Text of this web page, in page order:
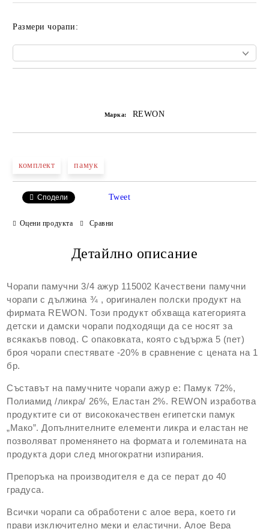
Размери чорапи:
Марка: REWON
комплект памук
Сподели Tweet
Оцени продукта Сравни
Детайлно описание
Чорапи памучни 3/4 ажур 115002 Качествени памучни
чорапи с дължина ¾ , оригинален полски продукт на
фирмата REWON. Този продукт обхваща категорията
детски и дамски чорапи подходящи да се носят за
всякакъв повод. С опаковката, която съдържа 5 (пет)
броя чорапи спестявате -20% в сравнение с цената на 1
бр.
Съставът на памучните чорапи ажур е: Памук 72%,
Полиамид /ликра/ 26%, Еластан 2%. REWON изработва
продуктите си от висококачествен египетски памук
„Мако”. Допълнителните елементи ликра и еластан не
позволяват променянето на формата и големината на
продукта дори след многократни изпирания.
Препоръка на производителя е да се перат до 40
градуса.
Всички чорапи са обработени с алое вера, което ги
прави изключително меки и еластични. Алое Вера